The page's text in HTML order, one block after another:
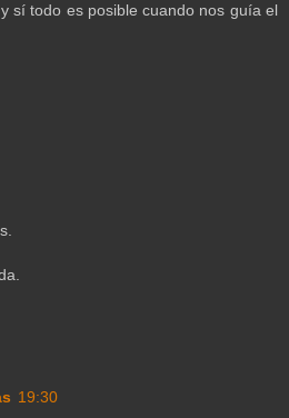
sí todo es posible cuando nos guía el
19:30